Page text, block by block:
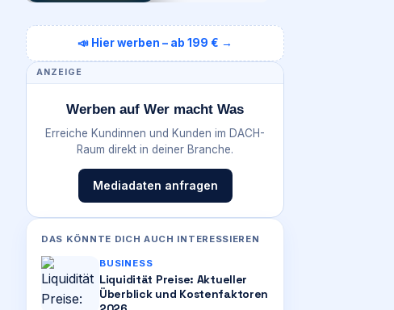
📣 Hier werben – ab 199 € →
ANZEIGE
Werben auf Wer macht Was
Erreiche Kundinnen und Kunden im DACH-
Raum direkt in deiner Branche.
Mediadaten anfragen
DAS KÖNNTE DICH AUCH INTERESSIEREN
BUSINESS
Liquidität Preise: Aktueller
Überblick und Kostenfaktoren